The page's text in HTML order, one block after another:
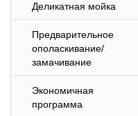
Деликатная мойка
Предварительное
ополаскивание/
замачивание
Экономичная
программа